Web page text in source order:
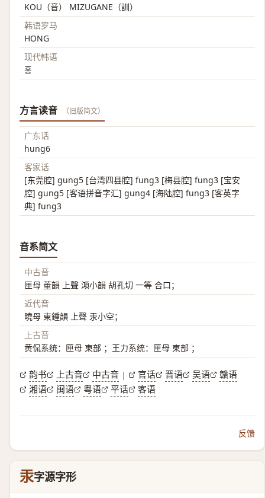
KOU（音） MIZUGANE（訓）
韩语罗马
HONG
现代韩语
홍
方言读音 （旧版简文）
广东话
hung6
客家话
[东莞腔] gung5 [台湾四县腔] fung3 [梅县腔] fung3 [宝安
腔] gung5 [客语拼音字汇] gung4 [海陆腔] fung3 [客英字
典] fung3
音系简文
中古音
匣母 董韻 上聲 澒小韻 胡孔切 一等 合口；
近代音
曉母 東鍾韻 上聲 汞小空；
上古音
黄侃系统：匣母 東部 ；王力系统：匣母 東部 ；
韵书 上古音 中古音 | 官话 晋语 吴语
赣语
湘语
闽语 粤语 平话 客语
反馈
汞字源字形